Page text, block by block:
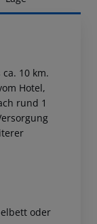
10 km.
Hotel,
rund 1
oder